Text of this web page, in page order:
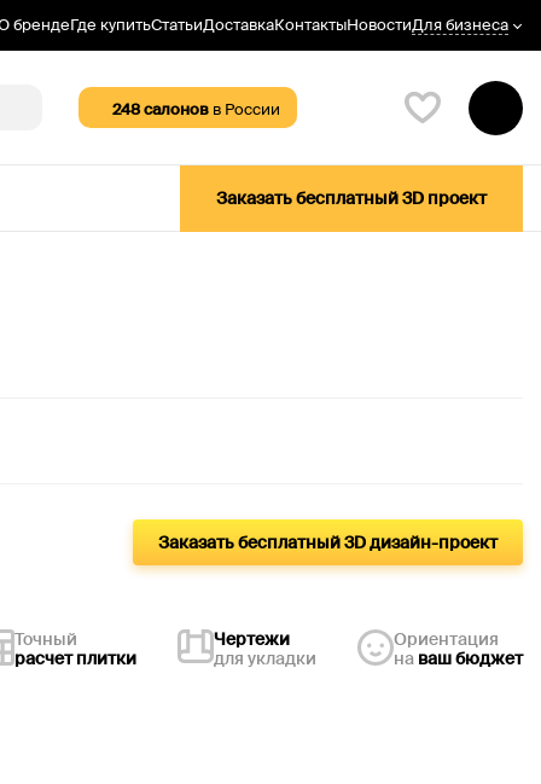
брендеГде купитьСтатьиДоставкаКонтактыНовостиДля бизнеса
248салонов в России
Заказать бесплатный 3D проект
Заказать бесплатный 3D дизайн-проект
Точный
расчет плитки
Чертежи
для укладки
Ориентация
на ваш бюджет